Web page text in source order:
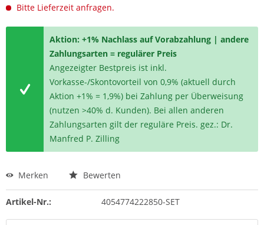
Bitte Lieferzeit anfragen.
Aktion: +1% Nachlass auf Vorabzahlung | andere
Zahlungsarten = regulärer Preis
Angezeigter Bestpreis ist inkl.
Vorkasse-/Skontovorteil von 0,9% (aktuell durch
Aktion +1% = 1,9%) bei Zahlung per Überweisung
(nutzen >40% d. Kunden). Bei allen anderen
Zahlungsarten gilt der reguläre Preis. gez.: Dr.
Manfred P. Zilling
Merken Bewerten
Artikel-Nr.: 4054774222850-SET